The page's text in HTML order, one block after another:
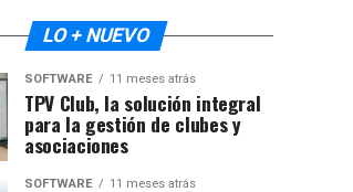
LO + NUEVO
SOFTWARE 11 meses atrás
TPV Club, la solución integral
para la gestión de clubes y
asociaciones
SOFTWARE 11 meses atrás